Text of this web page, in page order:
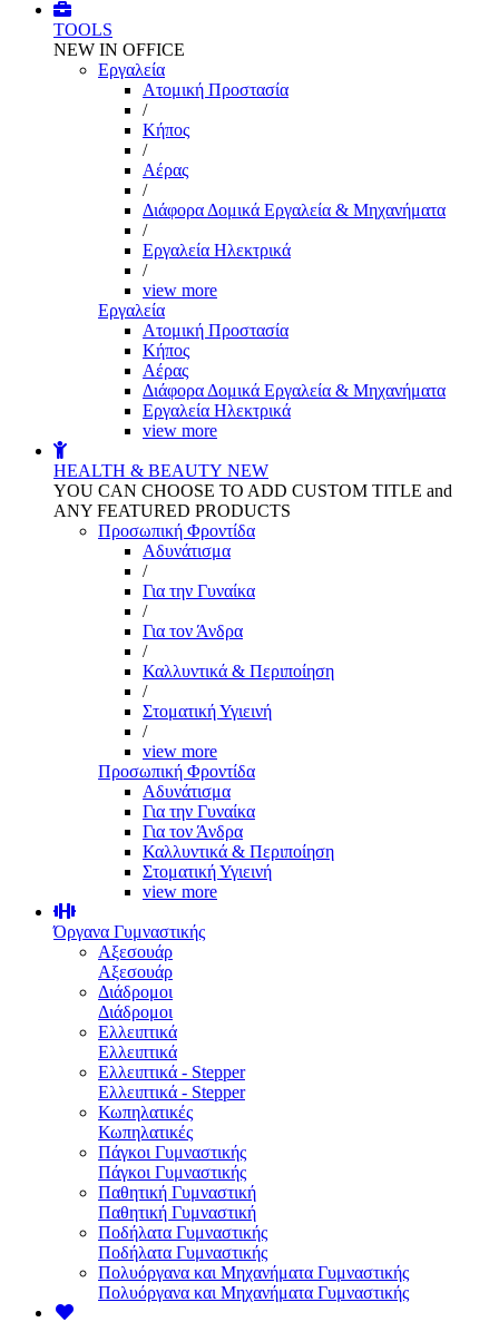
TOOLS
NEW IN OFFICE
Εργαλεία
Aτομική Προστασία
/
Kήπος
/
Αέρας
/
Διάφορα Δομικά Εργαλεία & Μηχανήματα
/
Εργαλεία Ηλεκτρικά
/
view more
Εργαλεία
Aτομική Προστασία
Kήπος
Αέρας
Διάφορα Δομικά Εργαλεία & Μηχανήματα
Εργαλεία Ηλεκτρικά
view more
HEALTH & BEAUTY NEW
YOU CAN CHOOSE TO ADD CUSTOM TITLE and
ANY FEATURED PRODUCTS
Προσωπική Φροντίδα
Αδυνάτισμα
/
Για την Γυναίκα
/
Για τον Άνδρα
/
Καλλυντικά & Περιποίηση
/
Στοματική Υγιεινή
/
view more
Προσωπική Φροντίδα
Αδυνάτισμα
Για την Γυναίκα
Για τον Άνδρα
Καλλυντικά & Περιποίηση
Στοματική Υγιεινή
view more
Όργανα Γυμναστικής
Αξεσουάρ
Αξεσουάρ
Διάδρομοι
Διάδρομοι
Ελλειπτικά
Ελλειπτικά
Ελλειπτικά - Stepper
Ελλειπτικά - Stepper
Κωπηλατικές
Κωπηλατικές
Πάγκοι Γυμναστικής
Πάγκοι Γυμναστικής
Παθητική Γυμναστική
Παθητική Γυμναστική
Ποδήλατα Γυμναστικής
Ποδήλατα Γυμναστικής
Πολυόργανα και Μηχανήματα Γυμναστικής
Πολυόργανα και Μηχανήματα Γυμναστικής